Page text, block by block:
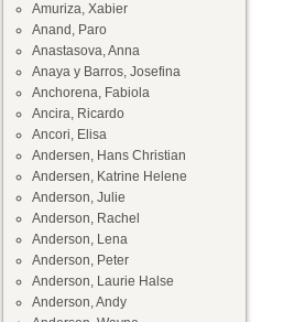
Amuriza, Xabier
Anand, Paro
Anastasova, Anna
Anaya y Barros, Josefina
Anchorena, Fabiola
Ancira, Ricardo
Ancori, Elisa
Andersen, Hans Christian
Andersen, Katrine Helene
Anderson, Julie
Anderson, Rachel
Anderson, Lena
Anderson, Peter
Anderson, Laurie Halse
Anderson, Andy